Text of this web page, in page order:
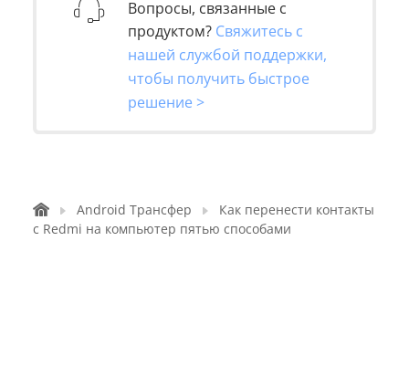
Вопросы, связанные с
продуктом? Свяжитесь с
нашей службой поддержки,
чтобы получить быстрое
решение >
Android Трансфер
Как перенести контакты
с Redmi на компьютер пятью способами